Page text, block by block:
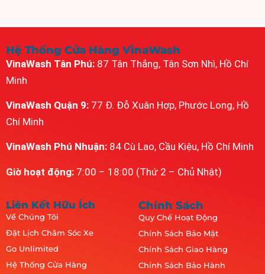
Hệ Thống Cửa Hàng VinaWash
VinaWash Tân Phú: 87 Tân Thắng, Tân Sơn Nhì, Hồ Chí
Minh
VinaWash Quận 9: 77 Đ. Đỗ Xuân Hợp, Phước Long, Hồ
Chí Minh
VinaWash Phú Nhuận: 84 Cù Lao, Cầu Kiệu, Hồ Chí Minh
Giờ hoạt động: 7:00 – 18:00 (Thứ 2 – Chủ Nhật)
Liên Kết Hữu Ích
Về Chúng Tôi
Đặt Lịch Chăm Sóc Xe
Go Unlimited
Hệ Thống Cửa Hàng
Chính Sách
Quy Chế Hoạt Động
Chính Sách Bảo Mật
Chính Sách Giao Hàng
Chính Sách Bảo Hành